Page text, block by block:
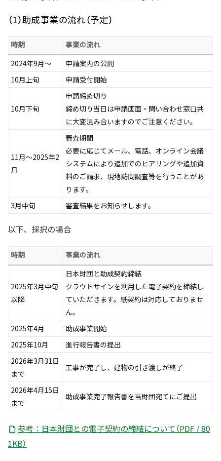
（1）助成事業の流れ（予定）
時期
事業の流れ
2024年9月〜
申請案内の公開
10月上旬
申請受付開始
10月下旬
申請締め切り
締め切り当日は申請画面・問い合わせ窓口共
に大変混み合いますのでご注意ください。
11月～2025年2
月
審査期間
必要に応じてメール、電話、オンライン会議
システムにより追加でのヒアリングや追加資
料のご請求、現地訪問調査等を行うことがあ
ります。
3月中旬
審査結果をお知らせします。
以下、採択の場合
時期 事業の流れ
2025年3月中旬
以降
日本財団と助成契約締結
クラウドサインを利用した電子契約を締結し
ていただきます。紙契約は対応しておりませ
ん。
2025年4月
助成事業開始
2025年10月
進行報告書の提出
2026年3月31日
まで
工事が完了し、建物の引き渡しが終了
2026年4月15日
まで
助成事業完了報告書を当財団宛てにご提出
参考：日本財団との電子契約の締結について（PDF / 80
1KB）